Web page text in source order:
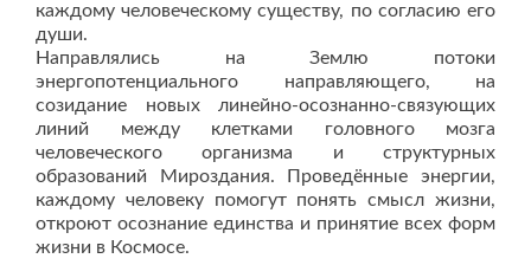
каждому человеческому существу, по согласию его
души.
Направлялись на Землю потоки
энергопотенциального направляющего, на
созидание новых линейно-осознанно-связующих
линий между клетками головного мозга
человеческого организма и структурных
образований Мироздания. Проведённые энергии,
каждому человеку помогут понять смысл жизни,
откроют осознание единства и принятие всех форм
жизни в Космосе.